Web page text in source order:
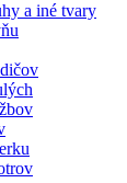
a iné tvary